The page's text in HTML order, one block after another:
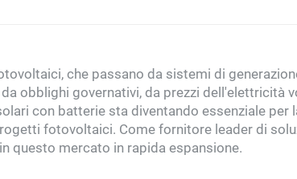
che passano da sistemi di
obblighi governativi, da prezzi dell'elettricità
con batterie sta diventando essenziale per
fotovoltaici. Come fornitore leader di
questo mercato in rapida espansione.